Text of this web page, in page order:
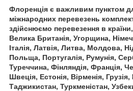
Флоренція є важливим пунктом
міжнародних перевезень
здійснюємо перевезення в країни,
Велика Британія, Угорщина,
Італія, Латвія, Литва, Молдова,
Польща, Португалія, Румунія,
Туреччина, Фінляндія, Франція,
Швеція, Естонія, Вірменія,
Таджикистан, Туркменістан,